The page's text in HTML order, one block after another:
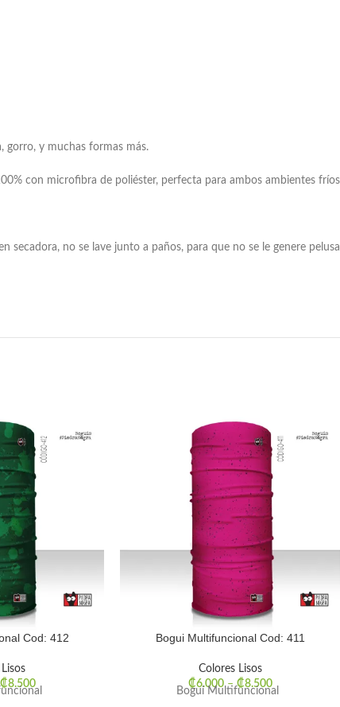
gorro, y muchas formas más.
con microfibra de poliéster, perfecta para ambos ambientes
secadora, no se lave junto a paños, para que no se le genere
Cod: 412
₡8.500
Bogui Multifuncional Cod: 411
Colores Lisos
₡6.000–₡8.500
Bogui Multifuncional